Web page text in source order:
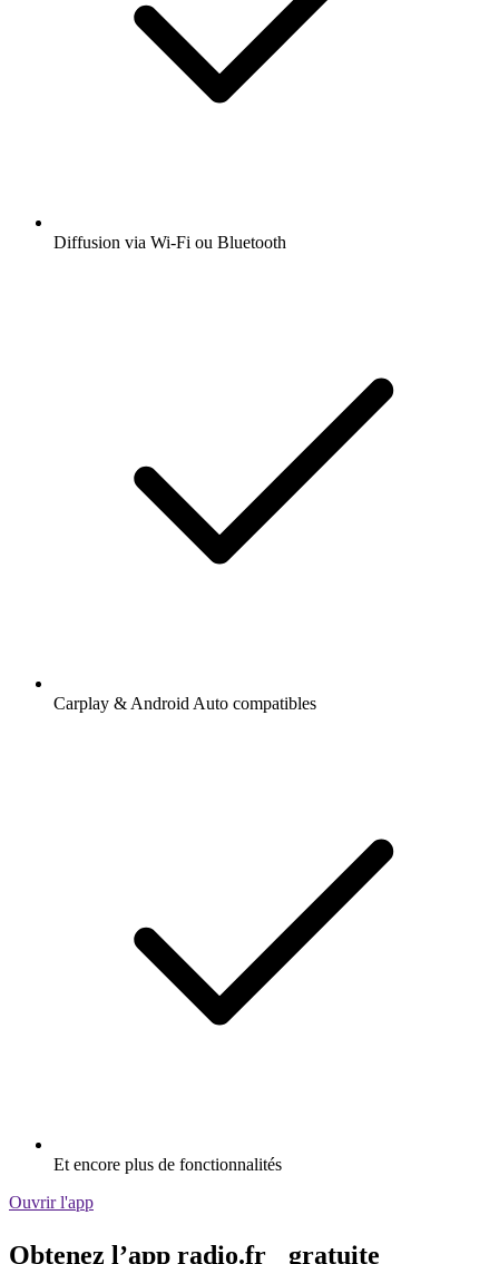
Diffusion via Wi-Fi ou Bluetooth
Carplay & Android Auto compatibles
Et encore plus de fonctionnalités
Ouvrir l'app
Obtenez l’app radio.fr gratuite